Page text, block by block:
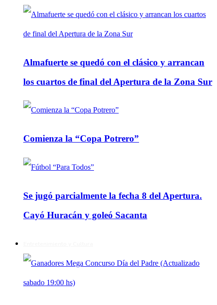
Almafuerte se quedó con el clásico y arrancan
los cuartos de final del Apertura de la Zona Sur
Comienza la “Copa Potrero”
Se jugó parcialmente la fecha 8 del Apertura.
Cayó Huracán y goleó Sacanta